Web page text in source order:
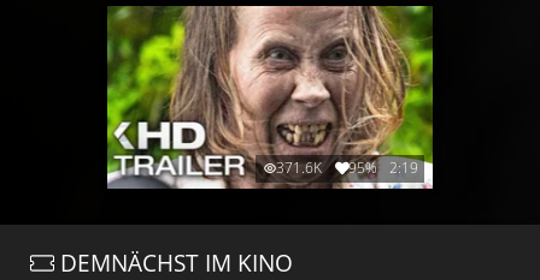
371.6K 95% 2:19
DEMNÄCHST IM KINO